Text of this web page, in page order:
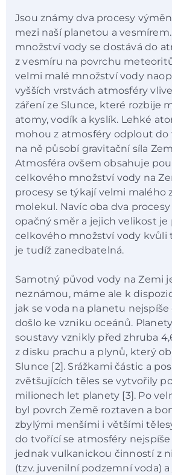
Jsou známy dva procesy
mezi naší planetou a
množství vody se dostává do
z vesmíru na povrchu
velmi malé množství vody
vyšších vrstvách atmosféry
záření ze Slunce, které rozbije
atomy, vodík a kyslík. Lehké
mohou z atmosféry odplout do
na ně působí gravitační síla
Atmosféra ovšem obsahuje
celkového množství vody na
procesy se týkají velmi
molekul. Navíc oba dva
opačný směr a jejich velikost je
celkového množství vody
je tudíž zanedbatelná.
Samotný původ vody na Zemi
neznámou, máme ale k
jak se voda na planetu nejspíše
došlo ke vzniku oceánů.
soustavy vznikly před zhruba
z disku prachu a plynů, který
Slunce [2]. Srážkami částic a
zvětšujících těles se vytvořily
milionech let planety [3]. Po
byl povrch Země roztaven a
zbylými menšími i většími
do tvořící se atmosféry nejspíše
jednak vulkanickou činností z
(tzv. juvenilní podzemní voda)